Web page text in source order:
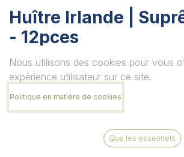
Huître Irlande |
- 12pces
Ce produit n'est plus disponible.
Nous utilisons des cookies pour vous
expérience utilisateur sur ce site.
Politique en matière de cookies
Que les essentiels